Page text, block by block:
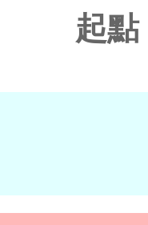
起點